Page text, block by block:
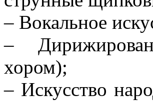
– Вокальное
–
хором);
– Искусство